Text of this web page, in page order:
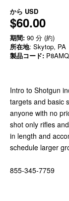
から USD
$60.00
期間: 90 分 (約)
所在地: Skytop, PA
製品コード:
Intro to Shotgun
targets and basic
anyone with no
shot only rifles
in length and
schedule larger
855-345-7759